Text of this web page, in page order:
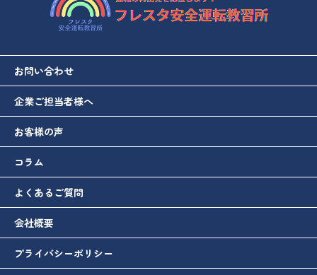
お問い合わせ
企業ご担当者様へ
お客様の声
コラム
よくあるご質問
会社概要
プライバシーポリシー